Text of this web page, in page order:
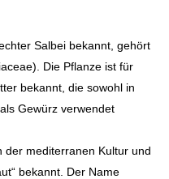
Salbei bekannt, gehört
Die Pflanze ist für
bekannt, die sowohl in
Gewürz verwendet
der mediterranen Kultur und
bekannt. Der Name